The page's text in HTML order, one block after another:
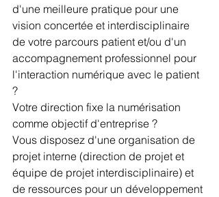
d'une meilleure pratique pour une
vision concertée et interdisciplinaire
de votre parcours patient et/ou d'un
accompagnement professionnel pour
l'interaction numérique avec le patient
?
Votre direction fixe la numérisation
comme objectif d'entreprise ?
Vous disposez d'une organisation de
projet interne (direction de projet et
équipe de projet interdisciplinaire) et
de ressources pour un développement